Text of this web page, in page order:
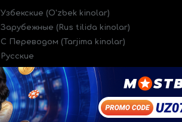
Узбекские (O'zbek kinolar)
Зарубежные (Rus tilida kinolar)
C Переводом (Tarjima kinolar)
Русские
Трейлеры (Treylerlar)